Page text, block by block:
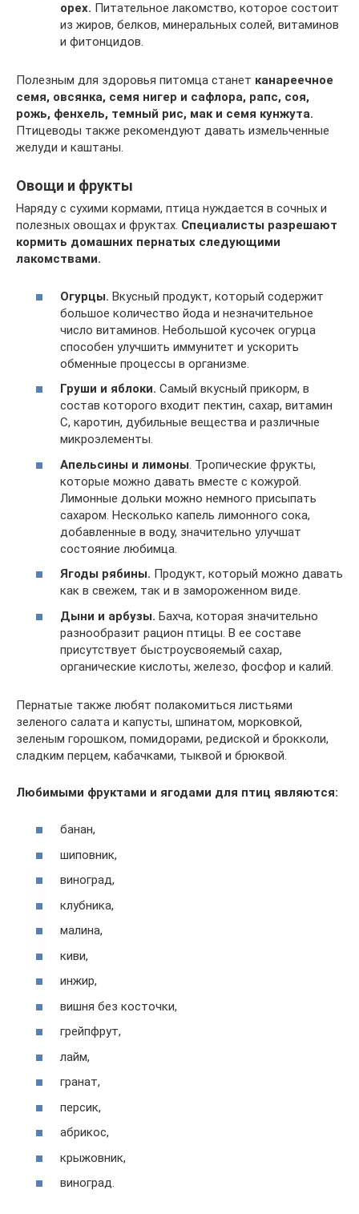
орех. Питательное лакомство, которое состоит
из жиров, белков, минеральных солей, витаминов
и фитонцидов.
Полезным для здоровья питомца станет канареечное
семя, овсянка, семя нигер и сафлора, рапс, соя,
рожь, фенхель, темный рис, мак и семя кунжута.
Птицеводы также рекомендуют давать измельченные
желуди и каштаны.
Овощи и фрукты
Наряду с сухими кормами, птица нуждается в сочных и
полезных овощах и фруктах. Специалисты разрешают
кормить домашних пернатых следующими
лакомствами.
Огурцы. Вкусный продукт, который содержит
большое количество йода и незначительное
число витаминов. Небольшой кусочек огурца
способен улучшить иммунитет и ускорить
обменные процессы в организме.
Груши и яблоки. Самый вкусный прикорм, в
состав которого входит пектин, сахар, витамин
С, каротин, дубильные вещества и различные
микроэлементы.
Апельсины и лимоны . Тропические фрукты,
которые можно давать вместе с кожурой.
Лимонные дольки можно немного присыпать
сахаром. Несколько капель лимонного сока,
добавленные в воду, значительно улучшат
состояние любимца.
Ягоды рябины. Продукт, который можно давать
как в свежем, так и в замороженном виде.
Дыни и арбузы. Бахча, которая значительно
разнообразит рацион птицы. В ее составе
присутствует быстроусвояемый сахар,
органические кислоты, железо, фосфор и калий.
Пернатые также любят полакомиться листьями
зеленого салата и капусты, шпинатом, морковкой,
зеленым горошком, помидорами, редиской и брокколи,
сладким перцем, кабачками, тыквой и брюквой.
Любимыми фруктами и ягодами для птиц являются:
банан,
шиповник,
виноград,
клубника,
малина,
киви,
инжир,
вишня без косточки,
грейпфрут,
лайм,
гранат,
персик,
абрикос,
крыжовник,
виноград.